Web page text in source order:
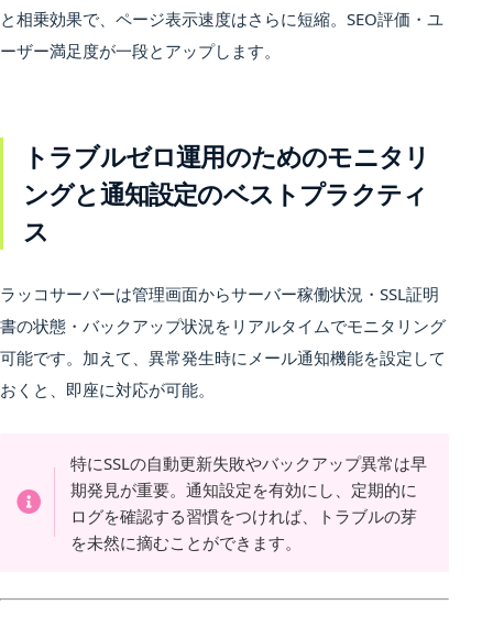
と相乗効果で、ページ表示速度はさらに短縮。SEO評価・ユ
ーザー満足度が一段とアップします。
トラブルゼロ運用のためのモニタリ
ングと通知設定のベストプラクティ
ス
ラッコサーバーは管理画面からサーバー稼働状況・SSL証明
書の状態・バックアップ状況をリアルタイムでモニタリング
可能です。加えて、異常発生時にメール通知機能を設定して
おくと、即座に対応が可能。
特にSSLの自動更新失敗やバックアップ異常は早
期発見が重要。通知設定を有効にし、定期的に
ログを確認する習慣をつければ、トラブルの芽
を未然に摘むことができます。